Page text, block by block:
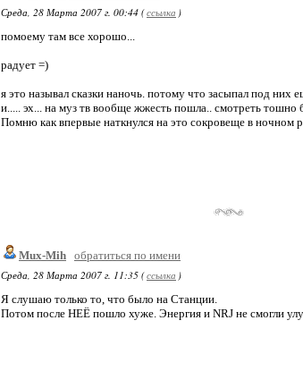
Среда, 28 Марта 2007 г. 00:44 (ссылка )
помоему там все хорошо...
радует =)
я это называл сказки наночь. потому что засыпал под них
и..... эх... на муз тв вообще жжесть пошла.. смотреть тошно
Помню как впервые наткнулся на это сокровеще в ночном
Mux-Mih обратиться по имени
Среда, 28 Марта 2007 г. 11:35 (ссылка )
Я слушаю только то, что было на Станции.
Потом после НЕЁ пошло хуже. Энергия и NRJ не смогли